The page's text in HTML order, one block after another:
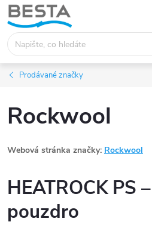
Přejít
na
obsah
Prodávané značky
Rockwool
Webová stránka značky: Rockwool
HEATROCK PS
pouzdro